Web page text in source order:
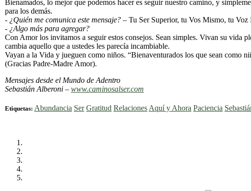
Bienamados, lo mejor que podemos hacer es seguir nuestro camino, y
para los demás.
- ¿Quién me comunica este mensaje? – Tu Ser Superior, tu Vos Mismo, tu
- ¿Algo más para agregar?
Con Amor los invitamos a seguir estos consejos. Sean simples. Vivan su vida
cambia aquello que a ustedes les parecía incambiable.
Vayan a la Vida y jueguen como niños. “Bienaventurados los que sean como
(Gracias Padre-Madre Amor).
Mensajes desde el Mundo de Adentro
Sebastián Alberoni – www.caminosalser.com
Etiquetas: Abundancia Ser Gratitud Relaciones Aquí y Ahora Paciencia